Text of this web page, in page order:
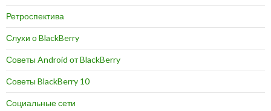
Ретроспектива
Слухи о BlackBerry
Советы Android от BlackBerry
Советы BlackBerry 10
Социальные сети